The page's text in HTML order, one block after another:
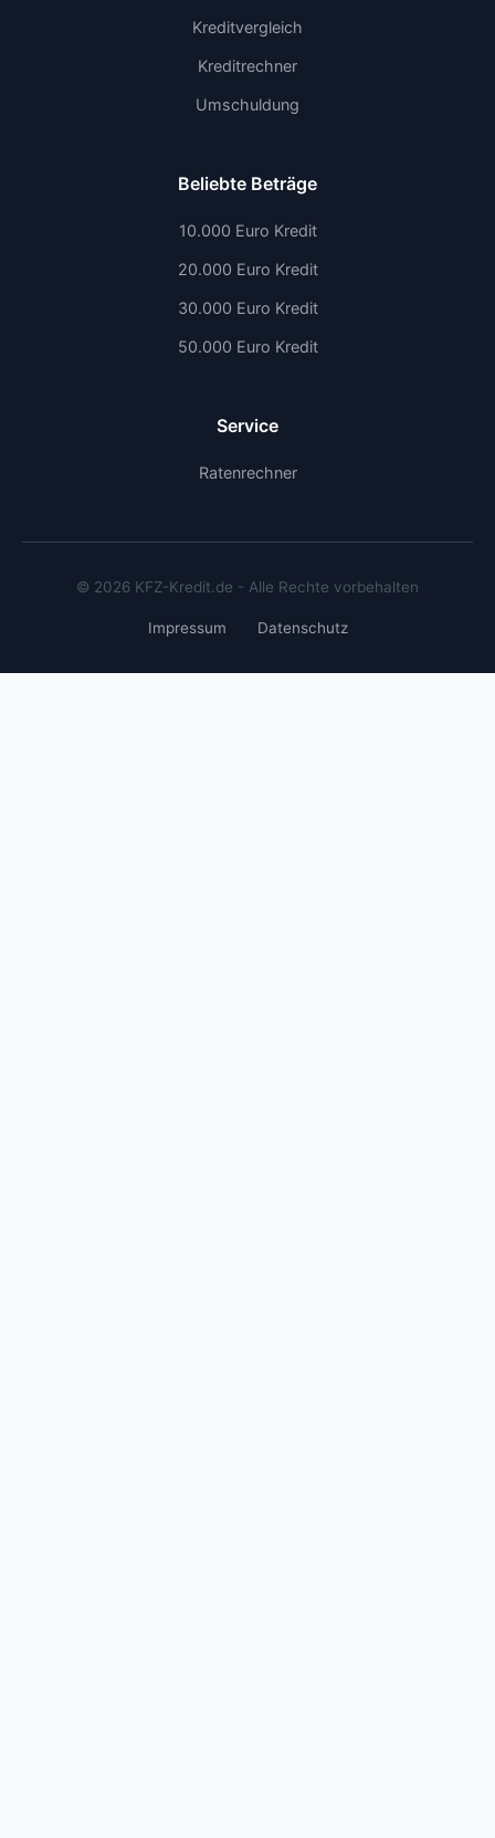
Kreditvergleich
Kreditrechner
Umschuldung
Beliebte Beträge
10.000 Euro Kredit
20.000 Euro Kredit
30.000 Euro Kredit
50.000 Euro Kredit
Service
Ratenrechner
© 2026 KFZ-Kredit.de - Alle Rechte vorbehalten
Impressum Datenschutz